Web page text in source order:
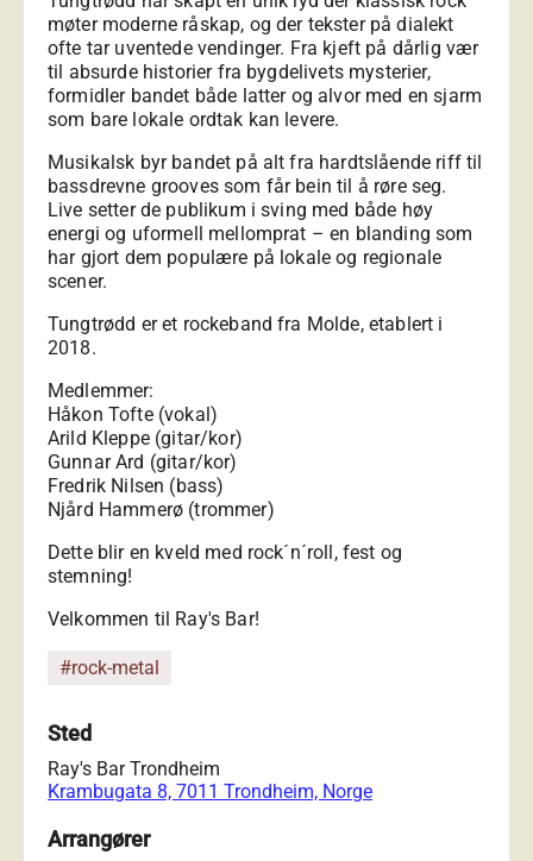
møter moderne råskap, og der tekster på dialekt
ofte tar uventede vendinger. Fra kjeft på dårlig vær
til absurde historier fra bygdelivets mysterier,
formidler bandet både latter og alvor med en sjarm
som bare lokale ordtak kan levere.
Musikalsk byr bandet på alt fra hardtslående riff til
bassdrevne grooves som får bein til å røre seg.
Live setter de publikum i sving med både høy
energi og uformell mellomprat – en blanding som
har gjort dem populære på lokale og regionale
scener.
Tungtrødd er et rockeband fra Molde, etablert i
2018.
Medlemmer:
Håkon Tofte (vokal)
Arild Kleppe (gitar/kor)
Gunnar Ard (gitar/kor)
Fredrik Nilsen (bass)
Njård Hammerø (trommer)
Dette blir en kveld med rock´n´roll, fest og
stemning!
Velkommen til Ray's Bar!
#rock-metal
Sted
Ray's Bar Trondheim
Krambugata 8, 7011 Trondheim, Norge
Arrangører